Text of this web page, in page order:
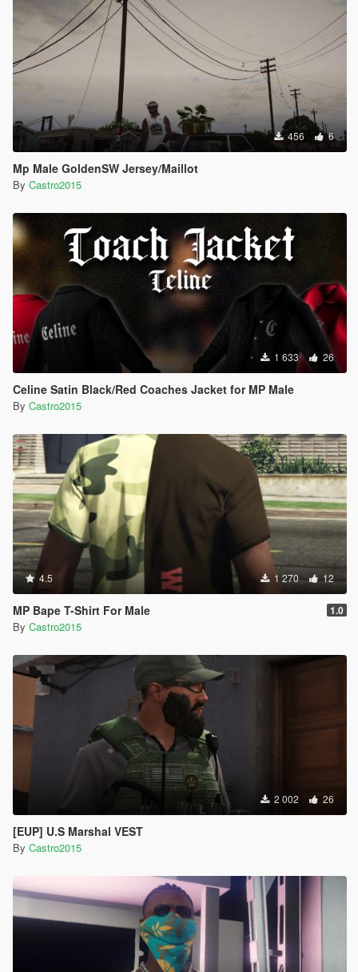
456 6
Mp Male GoldenSW Jersey/Maillot
By Castro2015
1 633 26
Celine Satin Black/Red Coaches Jacket for MP Male
By Castro2015
4.5 1 270 12
MP Bape T-Shirt For Male 1.0
By Castro2015
2 002 26
[EUP] U.S Marshal VEST
By Castro2015